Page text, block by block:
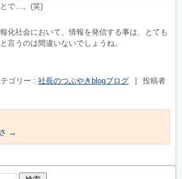
で…。(笑)
化社会において、情報を発信する事は、とても
言うのは間違いないでしょうね。
ゴリー : 社長のつぶやきblogブログ
投稿者
→